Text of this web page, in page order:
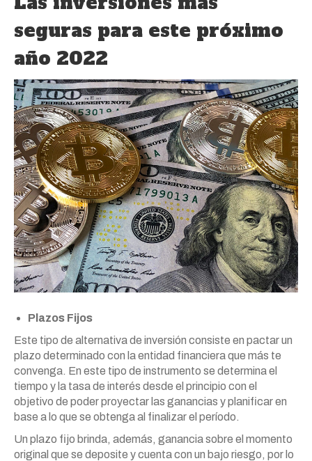
seguras para este próximo
año 2022
Plazos Fijos
Este tipo de alternativa de inversión consiste en pactar un
plazo determinado con la entidad financiera que más te
convenga. En este tipo de instrumento se determina el
tiempo y la tasa de interés desde el principio con el
objetivo de poder proyectar las ganancias y planificar en
base a lo que se obtenga al finalizar el período.
Un plazo fijo brinda, además, ganancia sobre el momento
original que se deposite y cuenta con un bajo riesgo, por lo